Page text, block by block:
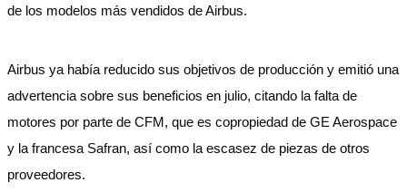
de los modelos más vendidos de Airbus.
Airbus ya había reducido sus objetivos de producción y emitió una
advertencia sobre sus beneficios en julio, citando la falta de
motores por parte de CFM, que es copropiedad de GE Aerospace
y la francesa Safran, así como la escasez de piezas de otros
proveedores.